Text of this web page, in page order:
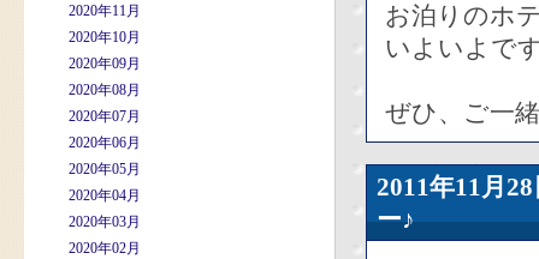
2020年11月
2020年10月
2020年09月
2020年08月
2020年07月
2020年06月
2020年05月
2020年04月
2020年03月
2020年02月
お泊りのホ
いよいよで
ぜひ、ご一
2011年11
ー♪